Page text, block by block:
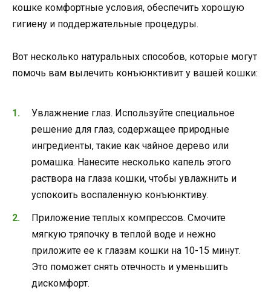
кошке комфортные условия, обеспечить хорошую
гигиену и поддержательные процедуры.
Вот несколько натуральных способов, которые могут
помочь вам вылечить конъюнктивит у вашей кошки:
Увлажнение глаз. Используйте специальное
решение для глаз, содержащее природные
ингредиенты, такие как чайное дерево или
ромашка. Нанесите несколько капель этого
раствора на глаза кошки, чтобы увлажнить и
успокоить воспаленную конъюнктиву.
Приложение теплых компрессов. Смочите
мягкую тряпочку в теплой воде и нежно
приложите ее к глазам кошки на 10-15 минут.
Это поможет снять отечность и уменьшить
дискомфорт.